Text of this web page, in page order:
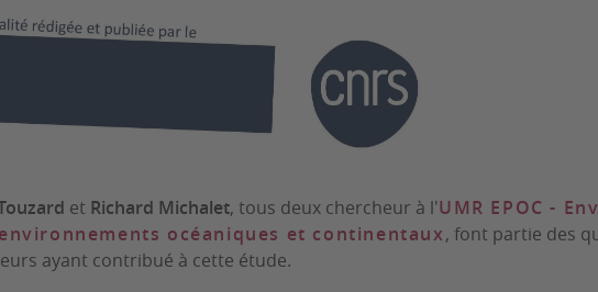
et Richard Michalet, tous deux chercheur à l'UMR EPOC -
océaniques et continentaux, font partie des
ayant contribué à cette étude.